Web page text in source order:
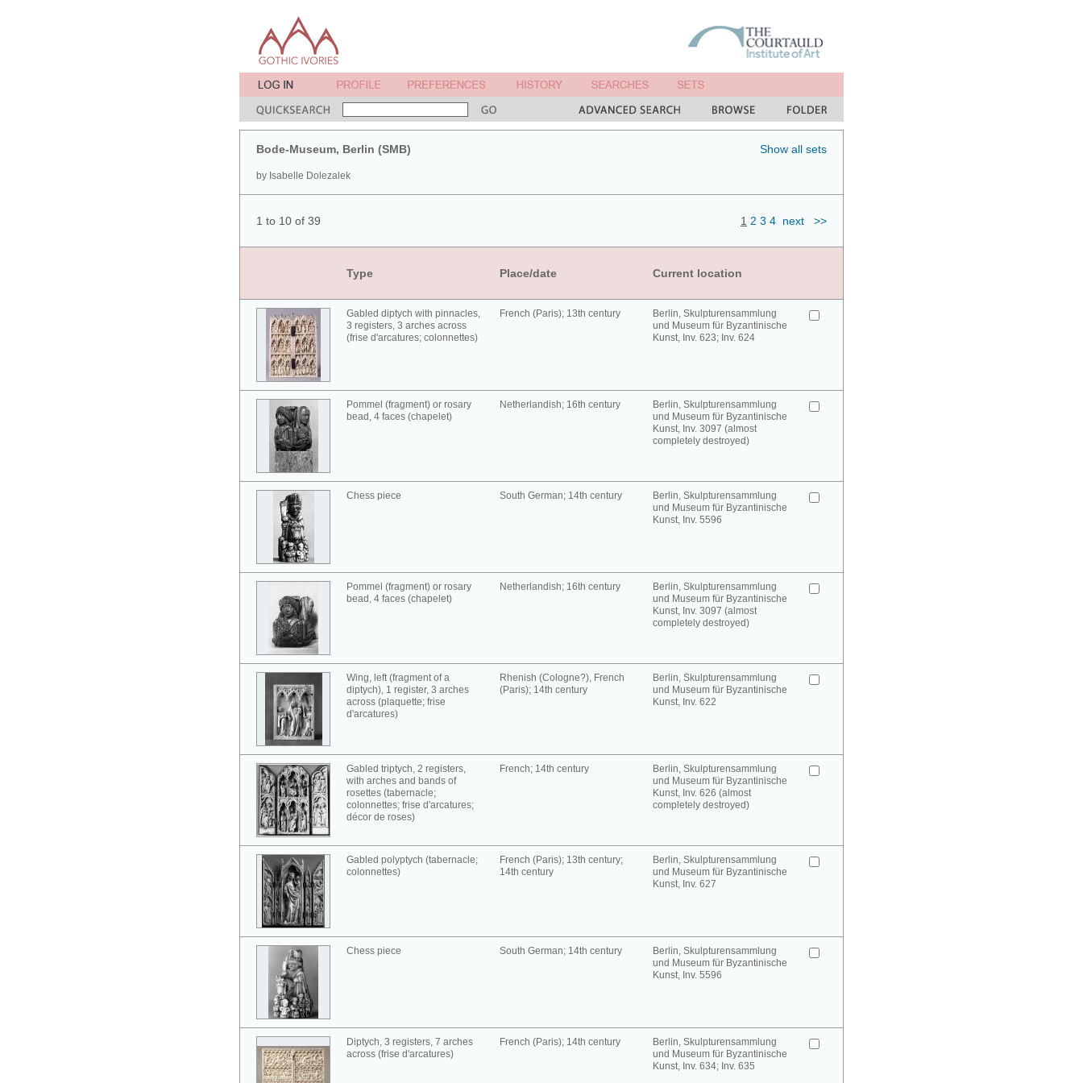
Bode-Museum, Berlin (SMB)
by Isabelle Dolezalek
Show all sets
1 to 10 of 39 1 2 3 4 next >>
Type Place/date Current location
Gabled diptych with pinnacles,
3 registers, 3 arches across
(frise d'arcatures; colonnettes)
French (Paris); 13th century
Berlin, Skulpturensammlung
und Museum für Byzantinische
Kunst, Inv. 623; Inv. 624
Pommel (fragment) or rosary
bead, 4 faces (chapelet)
Netherlandish; 16th century
Berlin, Skulpturensammlung
und Museum für Byzantinische
Kunst, Inv. 3097 (almost
completely destroyed)
Chess piece South German; 14th century
Berlin, Skulpturensammlung
und Museum für Byzantinische
Kunst, Inv. 5596
Pommel (fragment) or rosary
bead, 4 faces (chapelet)
Netherlandish; 16th century
Berlin, Skulpturensammlung
und Museum für Byzantinische
Kunst, Inv. 3097 (almost
completely destroyed)
Wing, left (fragment of a
diptych), 1 register, 3 arches
across (plaquette; frise
d'arcatures)
Rhenish (Cologne?), French
(Paris); 14th century
Berlin, Skulpturensammlung
und Museum für Byzantinische
Kunst, Inv. 622
Gabled triptych, 2 registers,
with arches and bands of
rosettes (tabernacle;
colonnettes; frise d'arcatures;
décor de roses)
French; 14th century
Berlin, Skulpturensammlung
und Museum für Byzantinische
Kunst, Inv. 626 (almost
completely destroyed)
Gabled polyptych (tabernacle;
colonnettes)
French (Paris); 13th century;
14th century
Berlin, Skulpturensammlung
und Museum für Byzantinische
Kunst, Inv. 627
Chess piece South German; 14th century
Berlin, Skulpturensammlung
und Museum für Byzantinische
Kunst, Inv. 5596
Diptych, 3 registers, 7 arches
across (frise d'arcatures)
French (Paris); 14th century
Berlin, Skulpturensammlung
und Museum für Byzantinische
Kunst, Inv. 634; Inv. 635